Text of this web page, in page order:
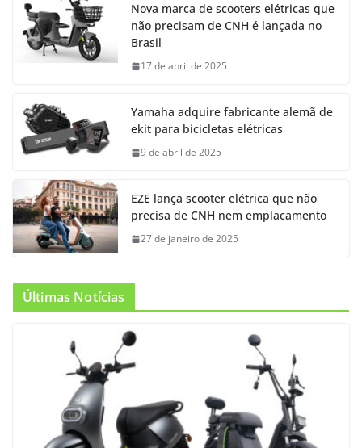
Nova marca de scooters elétricas que
não precisam de CNH é lançada no
Brasil
17 de abril de 2025
Yamaha adquire fabricante alemã de
ekit para bicicletas elétricas
9 de abril de 2025
EZE lança scooter elétrica que não
precisa de CNH nem emplacamento
27 de janeiro de 2025
Últimas Notícias